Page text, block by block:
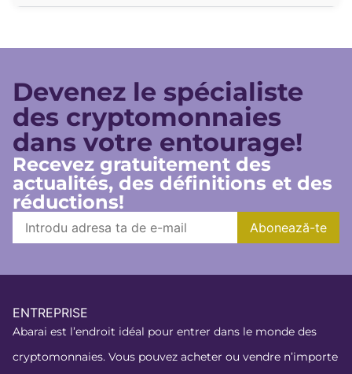
Devenez le spécialiste
des cryptomonnaies
dans votre entourage!
Recevez gratuitement des
actualités, des définitions et des
réductions!
ENTREPRISE
Abarai est l’endroit idéal pour entrer dans le monde des
cryptomonnaies. Vous pouvez acheter ou vendre n’importe